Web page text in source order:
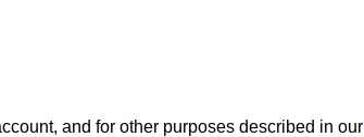
and for other purposes described in our